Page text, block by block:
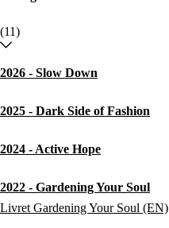
(11)
2026 - Slow Down
2025 - Dark Side of Fashion
2024 - Active Hope
2022 - Gardening Your Soul
Livret Gardening Your Soul (EN)